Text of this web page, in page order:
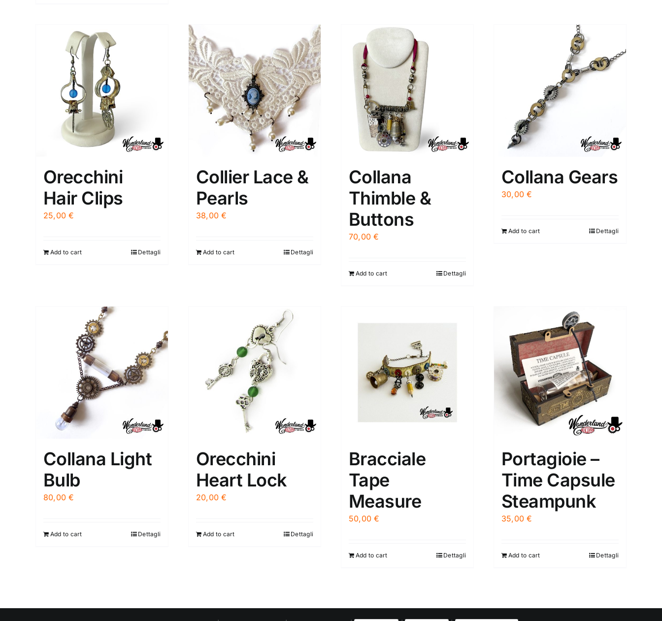
Orecchini
Hair Clips
25,00€
Add to cart Dettagli
Collier Lace &
Pearls
38,00€
Add to cart Dettagli
Collana
Thimble &
Buttons
70,00€
Add to cart Dettagli
Collana Gears
30,00€
Add to cart Dettagli
Collana Light
Bulb
80,00€
Add to cart Dettagli
Orecchini
Heart Lock
20,00€
Add to cart Dettagli
Bracciale
Tape
Measure
50,00€
Add to cart Dettagli
Portagioie –
Time Capsule
Steampunk
35,00€
Add to cart Dettagli